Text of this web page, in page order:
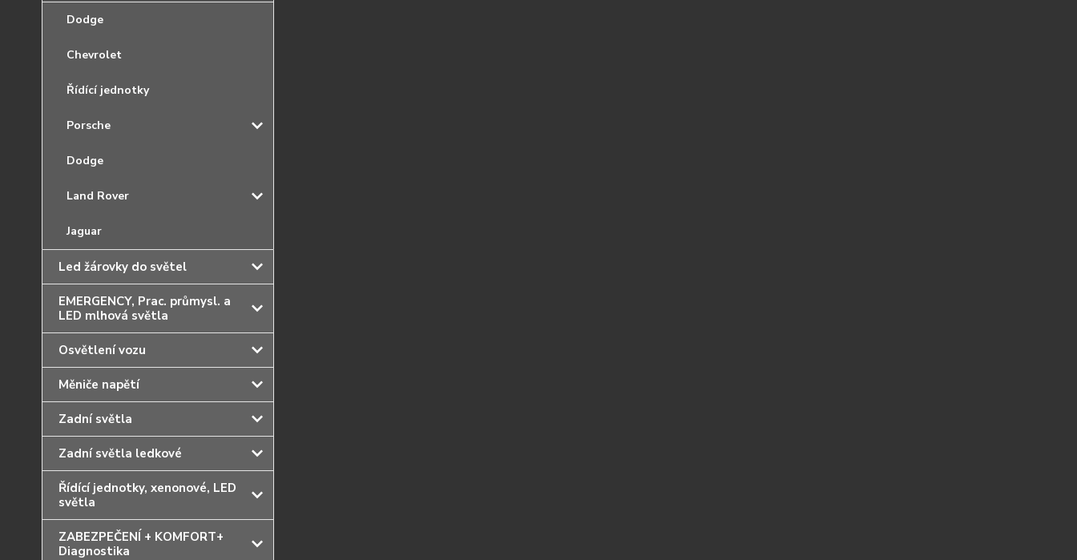
Dodge
Chevrolet
Řídící jednotky
Porsche
Dodge
Land Rover
Jaguar
Led žárovky do světel
EMERGENCY, Prac. průmysl. a
LED mlhová světla
Osvětlení vozu
Měniče napětí
Zadní světla
Zadní světla ledkové
Řídící jednotky, xenonové, LED
světla
ZABEZPEČENÍ + KOMFORT+
Diagnostika